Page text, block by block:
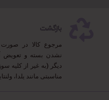
بازگشت
مرجوع کالا در
نشدن بسته و تعویض
دیگر (به غیر از کلیه
مناسبتی مانند یلدا،